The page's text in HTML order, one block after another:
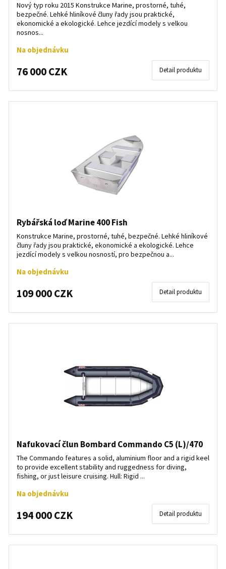
Nový typ roku 2015 Konstrukce Marine, prostorné, tuhé,
bezpečné. Lehké hliníkové čluny řady jsou praktické,
ekonomické a ekologické. Lehce jezdící modely s velkou
nosnos...
Na objednávku
76 000 CZK Detail produktu
Rybářská loď Marine 400 Fish
Konstrukce Marine, prostorné, tuhé, bezpečné. Lehké hliníkové
čluny řady jsou praktické, ekonomické a ekologické. Lehce
jezdící modely s velkou nosností, pro bezpečnou a...
Na objednávku
109 000 CZK Detail produktu
Nafukovací člun Bombard Commando C5 (L)/470
The Commando features a solid, aluminium floor and a rigid keel
to provide excellent stability and ruggedness for diving,
fishing, or just leisure cruising. Hull: Rigid ...
Na objednávku
194 000 CZK Detail produktu